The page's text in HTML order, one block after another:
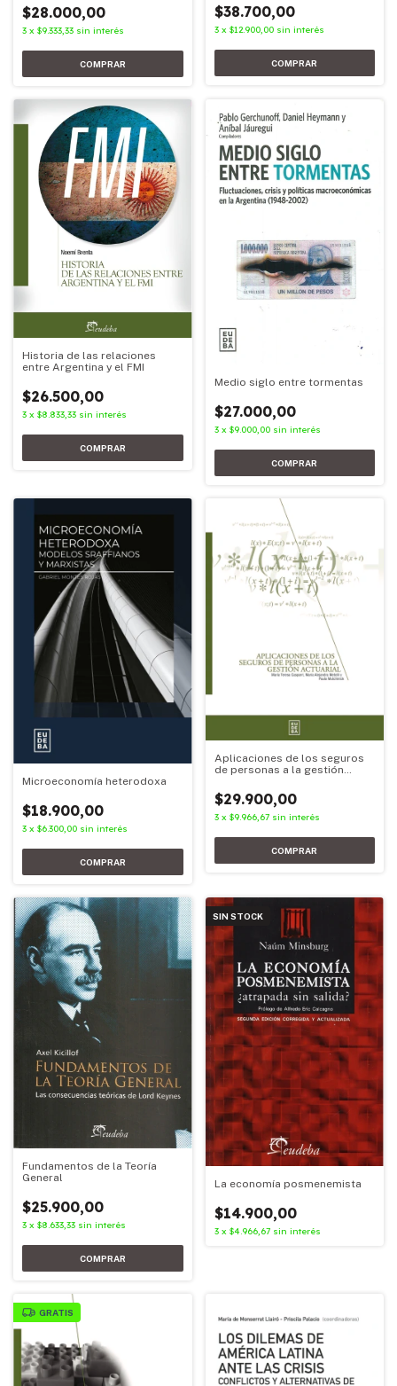
$28.000,00
3 x $9.333,33 sin interés
$38.700,00
3 x $12.900,00 sin interés
Historia de las relaciones
entre Argentina y el FMI
$26.500,00
3 x $8.833,33 sin interés
Medio siglo entre tormentas
$27.000,00
3 x $9.000,00 sin interés
Microeconomía heterodoxa
$18.900,00
3 x $6.300,00 sin interés
Aplicaciones de los seguros
de personas a la gestión
$29.900,00
3 x $9.966,67 sin interés
Fundamentos de la Teoría
General
$25.900,00
3 x $8.633,33 sin interés
SIN STOCK
La economía posmenemista
$14.900,00
3 x $4.966,67 sin interés
GRATIS